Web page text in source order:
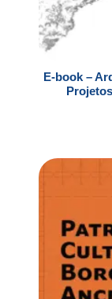
E-book –